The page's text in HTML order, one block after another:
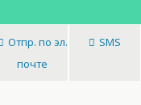
Отпр. по эл.
почте
SMS